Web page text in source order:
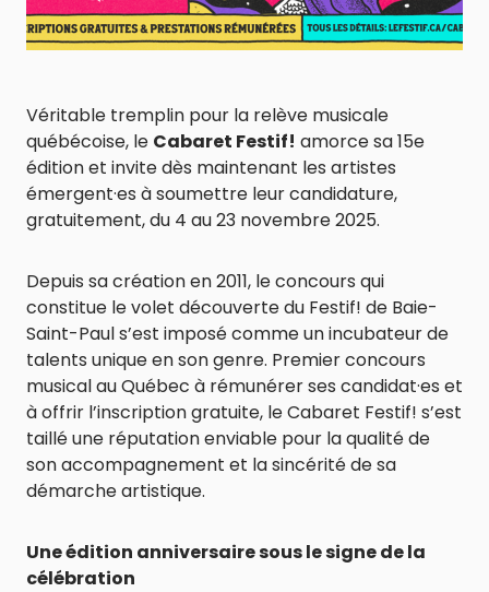
Véritable tremplin pour la relève musicale
québécoise, le Cabaret Festif! amorce sa 15e
édition et invite dès maintenant les artistes
émergent·es à soumettre leur candidature,
gratuitement, du 4 au 23 novembre 2025.
Depuis sa création en 2011, le concours qui
constitue le volet découverte du Festif! de Baie-
Saint-Paul s’est imposé comme un incubateur de
talents unique en son genre. Premier concours
musical au Québec à rémunérer ses candidat·es et
à offrir l’inscription gratuite, le Cabaret Festif! s’est
taillé une réputation enviable pour la qualité de
son accompagnement et la sincérité de sa
démarche artistique.
Une édition anniversaire sous le signe de la
célébration